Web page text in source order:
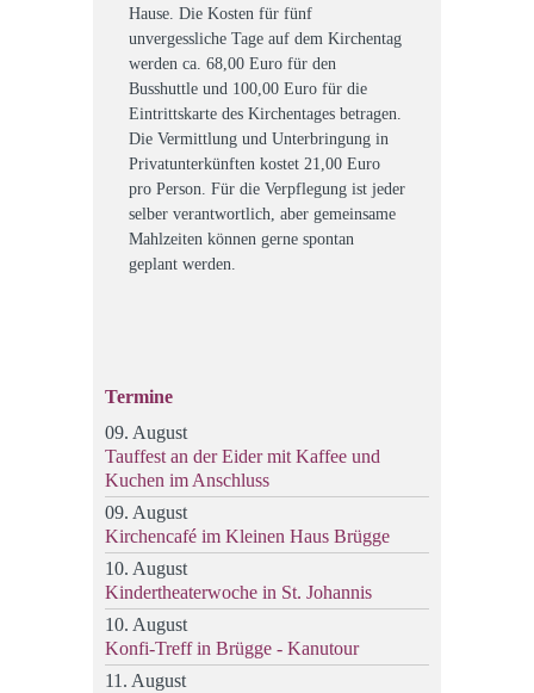
Hause. Die Kosten für fünf
unvergessliche Tage auf dem Kirchentag
werden ca. 68,00 Euro für den
Busshuttle und 100,00 Euro für die
Eintrittskarte des Kirchentages betragen.
Die Vermittlung und Unterbringung in
Privatunterkünften kostet 21,00 Euro
pro Person. Für die Verpflegung ist jeder
selber verantwortlich, aber gemeinsame
Mahlzeiten können gerne spontan
geplant werden.
Termine
09. August
Tauffest an der Eider mit Kaffee und
Kuchen im Anschluss
09. August
Kirchencafé im Kleinen Haus Brügge
10. August
Kindertheaterwoche in St. Johannis
10. August
Konfi-Treff in Brügge - Kanutour
11. August